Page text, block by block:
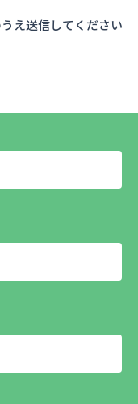
え送信してください